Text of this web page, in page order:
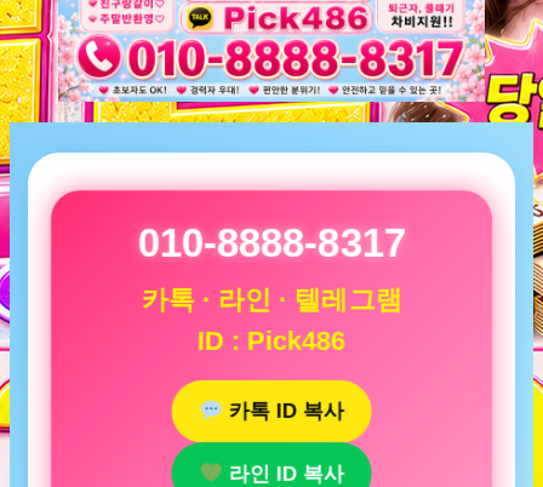
010-8888-8317
카톡 · 라인 · 텔레그램
ID : Pick486
카톡 ID 복사
라인 ID 복사